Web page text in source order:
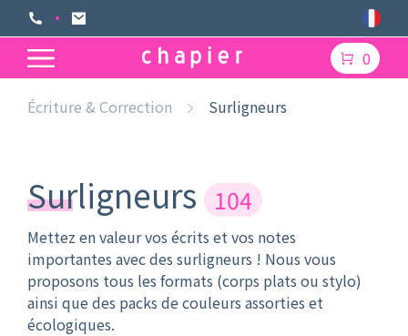
0
Écriture & Correction Surligneurs
Surligneurs 104
Mettez en valeur vos écrits et vos notes
importantes avec des surligneurs ! Nous vous
proposons tous les formats (corps plats ou stylo)
ainsi que des packs de couleurs assorties et
écologiques.